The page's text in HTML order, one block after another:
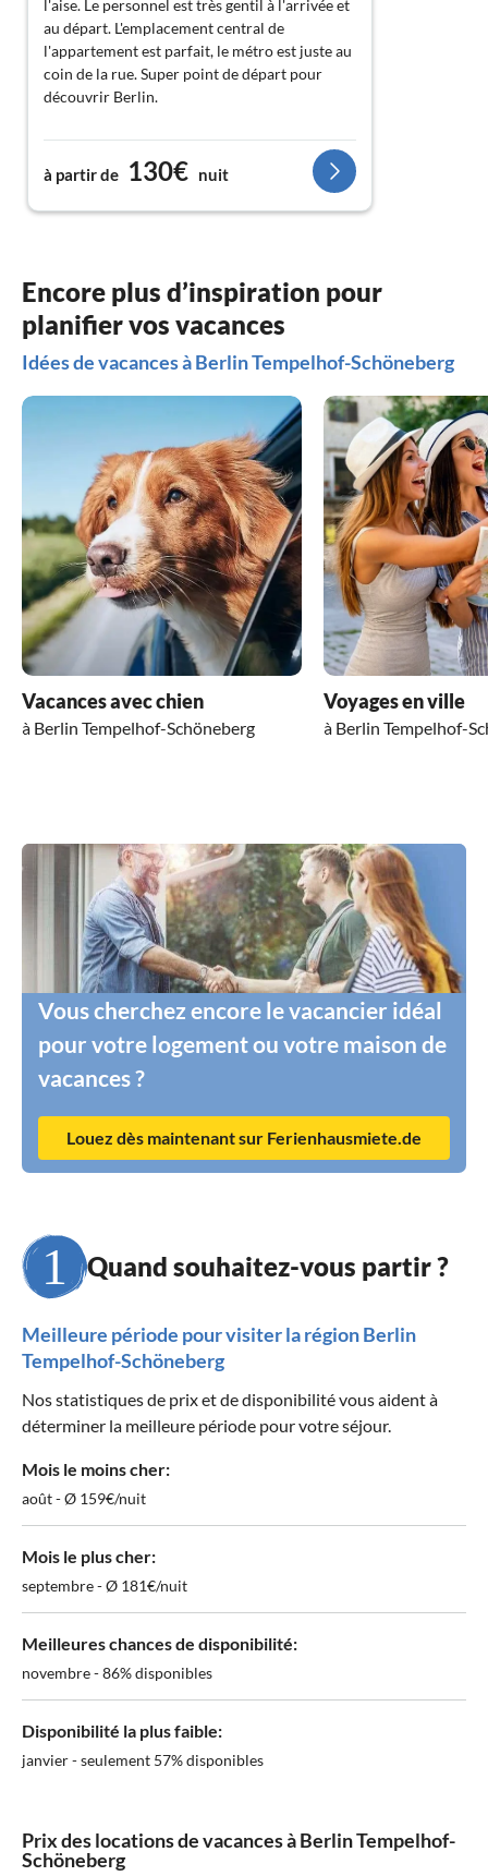
l'aise. Le personnel est très gentil à l'arrivée et
au départ. L'emplacement central de
l'appartement est parfait, le métro est juste au
coin de la rue. Super point de départ pour
découvrir Berlin.
à partir de 130€ nuit
Encore plus d’inspiration pour
planifier vos vacances
Idées de vacances à Berlin Tempelhof-Schöneberg
Vacances avec chien
à Berlin Tempelhof-Schöneberg
Voyages en ville
à Berlin Tempelhof-
Vous cherchez encore le vacancier idéal
pour votre logement ou votre maison de
vacances ?
Louez dès maintenant sur Ferienhausmiete.de
Quand souhaitez-vous partir ?
Meilleure période pour visiter la région Berlin
Tempelhof-Schöneberg
Nos statistiques de prix et de disponibilité vous aident à
déterminer la meilleure période pour votre séjour.
Mois le moins cher:
août - Ø 159€/nuit
Mois le plus cher:
septembre - Ø 181€/nuit
Meilleures chances de disponibilité:
novembre - 86% disponibles
Disponibilité la plus faible:
janvier - seulement 57% disponibles
Prix des locations de vacances à Berlin Tempelhof-
Schöneberg